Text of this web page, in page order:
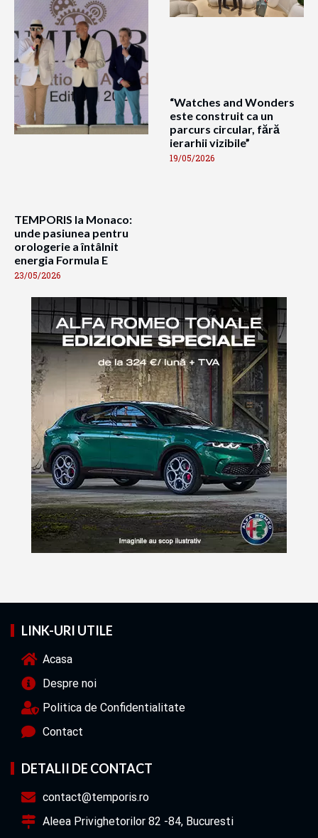
TEMPORIS la Monaco:
unde pasiunea pentru
orologerie a întâlnit
energia Formula E
23/05/2026
“Watches and Wonders
este construit ca un
parcurs circular, fără
ierarhii vizibile”
19/05/2026
LINK-URI UTILE
Acasa
Despre noi
Politica de Confidentialitate
Contact
DETALII DE CONTACT
contact@temporis.ro
Aleea Privighetorilor 82 -84, Bucuresti